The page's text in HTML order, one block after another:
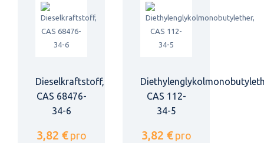
Dieselkraftstoff,
CAS 68476-
34-6
3,82 € pro
CAS 112-
34-5
3,82 € pro